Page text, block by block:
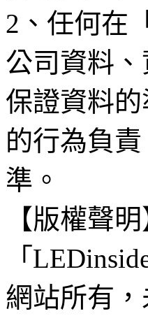
2、任何在
公司資料
保證資料
的行為負
準。
【版權聲明
「
網站所有